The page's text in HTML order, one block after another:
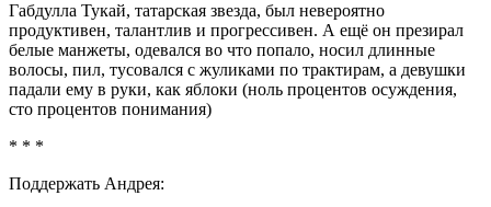
Габдулла Тукай, татарская звезда, был невероятно
продуктивен, талантлив и прогрессивен. А ещё он презирал
белые манжеты, одевался во что попало, носил длинные
волосы, пил, тусовался с жуликами по трактирам, а девушки
падали ему в руки, как яблоки (ноль процентов осуждения,
сто процентов понимания)
* * *
Поддержать Андрея: